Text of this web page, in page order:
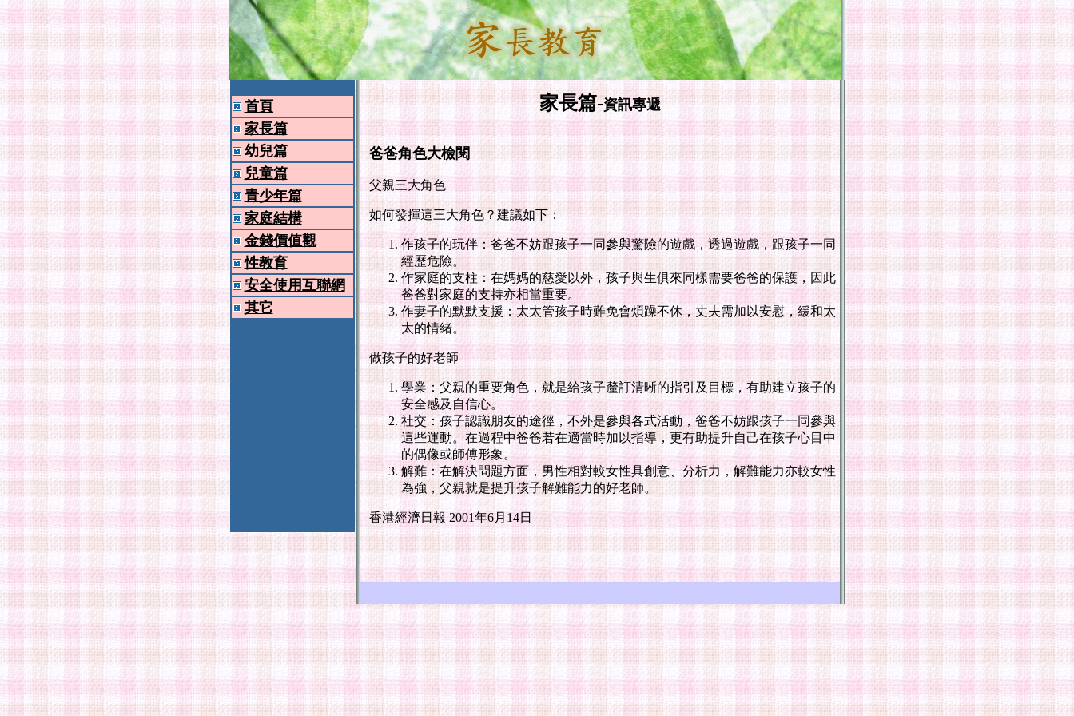
首頁
家長篇
幼兒篇
兒童篇
青少年篇
家庭結構
金錢價值觀
性教育
安全使用互聯網
其它
家長篇-資訊專遞
爸爸角色大檢閱
父親三大角色
如何發揮這三大角色？建議如下：
作孩子的玩伴：爸爸不妨跟孩子一同參與驚險的遊戲，透過遊戲，跟孩子一同
經歷危險。
作家庭的支柱：在媽媽的慈愛以外，孩子與生俱來同樣需要爸爸的保護，因此
爸爸對家庭的支持亦相當重要。
作妻子的默默支援：太太管孩子時難免會煩躁不休，丈夫需加以安慰，緩和太
太的情緒。
做孩子的好老師
學業：父親的重要角色，就是給孩子釐訂清晰的指引及目標，有助建立孩子的
安全感及自信心。
社交：孩子認識朋友的途徑，不外是參與各式活動，爸爸不妨跟孩子一同參與
這些運動。在過程中爸爸若在適當時加以指導，更有助提升自己在孩子心目中
的偶像或師傅形象。
解難：在解決問題方面，男性相對較女性具創意、分析力，解難能力亦較女性
為強，父親就是提升孩子解難能力的好老師。
香港經濟日報 2001年6月14日